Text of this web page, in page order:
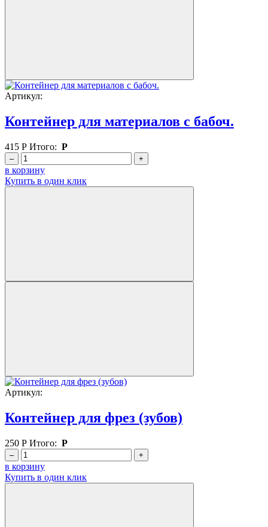
Артикул:
Контейнер для материалов с бабоч.
415 Р Итого: Р
– +
в корзину
Купить в один клик
Артикул:
Контейнер для фрез (зубов)
250 Р Итого: Р
– +
в корзину
Купить в один клик